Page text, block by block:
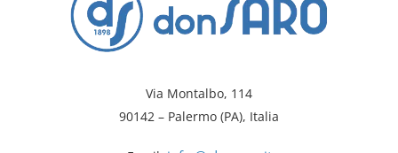
Via Montalbo, 114
90142 – Palermo (PA), Italia